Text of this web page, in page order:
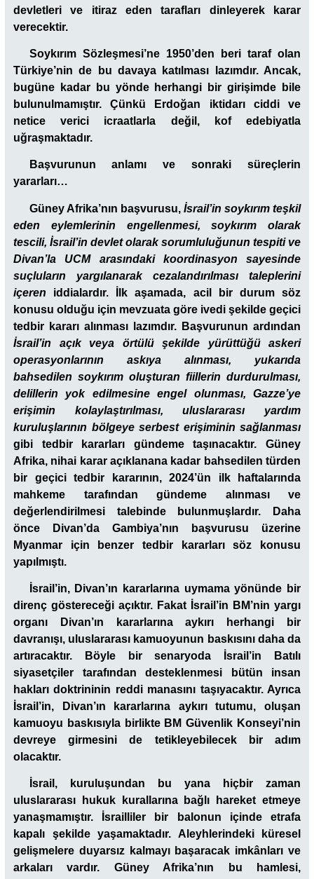
devletleri ve itiraz eden tarafları dinleyerek karar
verecektir.
Soykırım Sözleşmesi’ne 1950’den beri taraf olan
Türkiye’nin de bu davaya katılması lazımdır. Ancak,
bugüne kadar bu yönde herhangi bir girişimde bile
bulunulmamıştır. Çünkü Erdoğan iktidarı ciddi ve
netice verici icraatlarla değil, kof edebiyatla
uğraşmaktadır.
Başvurunun anlamı ve sonraki süreçlerin
yararları…
Güney Afrika’nın başvurusu, İsrail’in soykırım teşkil
eden eylemlerinin engellenmesi, soykırım olarak
tescili, İsrail’in devlet olarak sorumluluğunun tespiti ve
Divan’la UCM arasındaki koordinasyon sayesinde
suçluların yargılanarak cezalandırılması taleplerini
içeren iddialardır. İlk aşamada, acil bir durum söz
konusu olduğu için mevzuata göre ivedi şekilde geçici
tedbir kararı alınması lazımdır. Başvurunun ardından
İsrail’in açık veya örtülü şekilde yürüttüğü askeri
operasyonlarının askıya alınması, yukarıda
bahsedilen soykırım oluşturan fiillerin durdurulması,
delillerin yok edilmesine engel olunması, Gazze’ye
erişimin kolaylaştırılması, uluslararası yardım
kuruluşlarının bölgeye serbest erişiminin sağlanması
gibi tedbir kararları gündeme taşınacaktır. Güney
Afrika, nihai karar açıklanana kadar bahsedilen türden
bir geçici tedbir kararının, 2024’ün ilk haftalarında
mahkeme tarafından gündeme alınması ve
değerlendirilmesi talebinde bulunmuşlardır. Daha
önce Divan’da Gambiya’nın başvurusu üzerine
Myanmar için benzer tedbir kararları söz konusu
yapılmıştı.
İsrail’in, Divan’ın kararlarına uymama yönünde bir
direnç göstereceği açıktır. Fakat İsrail’in BM’nin yargı
organı Divan’ın kararlarına aykırı herhangi bir
davranışı, uluslararası kamuoyunun baskısını daha da
artıracaktır. Böyle bir senaryoda İsrail’in Batılı
siyasetçiler tarafından desteklenmesi bütün insan
hakları doktrininin reddi manasını taşıyacaktır. Ayrıca
İsrail’in, Divan’ın kararlarına aykırı tutumu, oluşan
kamuoyu baskısıyla birlikte BM Güvenlik Konseyi’nin
devreye girmesini de tetikleyebilecek bir adım
olacaktır.
İsrail, kuruluşundan bu yana hiçbir zaman
uluslararası hukuk kurallarına bağlı hareket etmeye
yanaşmamıştır. İsrailliler bir balonun içinde etrafa
kapalı şekilde yaşamaktadır. Aleyhlerindeki küresel
gelişmelere duyarsız kalmayı başaracak imkânları ve
arkaları vardır. Güney Afrika’nın bu hamlesi,